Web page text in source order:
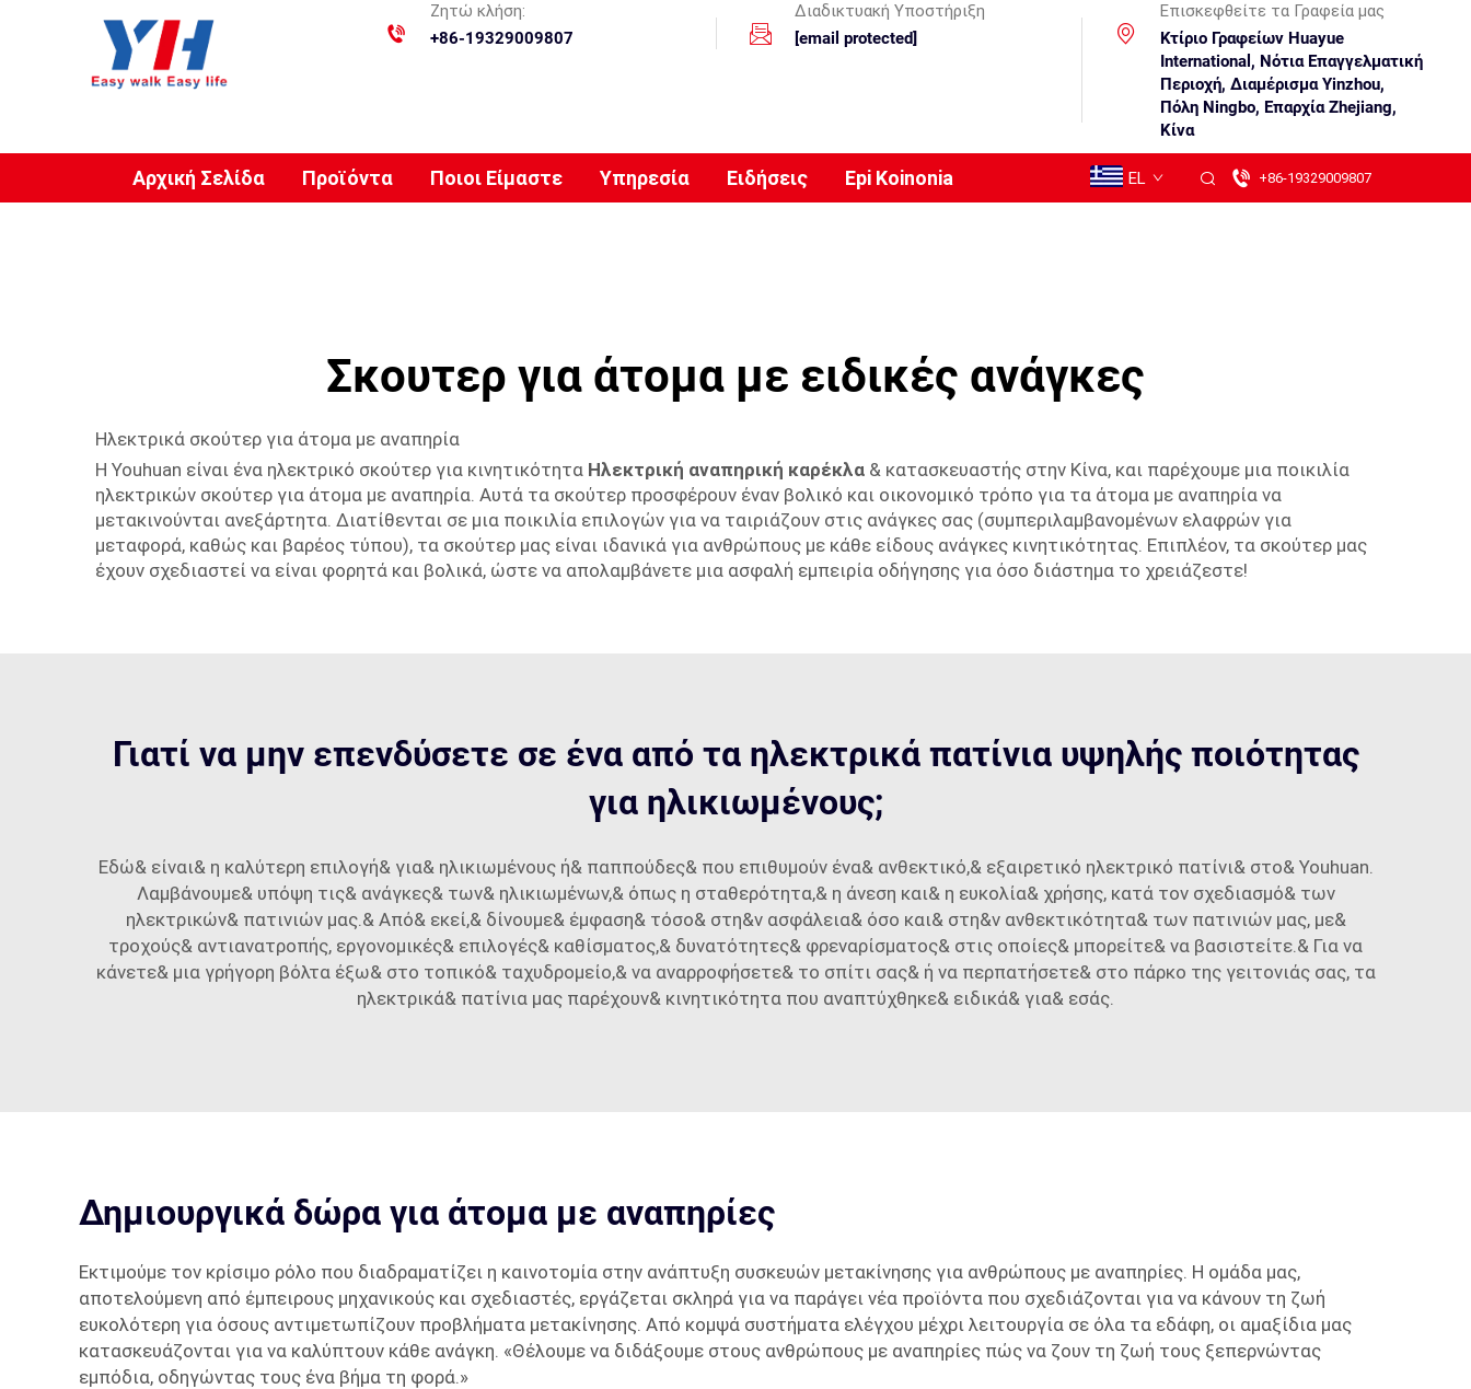
Ζητώ κλήση:
+86-19329009807
Διαδικτυακή Υποστήριξη
[email protected]
Επισκεφθείτε τα Γραφεία μας
Κτίριο Γραφείων Huayue
International, Νότια Επαγγελματική
Περιοχή, Διαμέρισμα Yinzhou,
Πόλη Ningbo, Επαρχία Zhejiang,
Κίνα
Αρχική Σελίδα Προϊόντα Ποιοι Είμαστε Υπηρεσία Ειδήσεις Epi Koinonia EL +86-19329009807
Σκουτερ για άτομα με ειδικές ανάγκες
Ηλεκτρικά σκούτερ για άτομα με αναπηρία
Η Youhuan είναι ένα ηλεκτρικό σκούτερ για κινητικότητα Ηλεκτρική αναπηρική καρέκλα & κατασκευαστής στην Κίνα, και παρέχουμε μια ποικιλία
ηλεκτρικών σκούτερ για άτομα με αναπηρία. Αυτά τα σκούτερ προσφέρουν έναν βολικό και οικονομικό τρόπο για τα άτομα με αναπηρία να
μετακινούνται ανεξάρτητα. Διατίθενται σε μια ποικιλία επιλογών για να ταιριάζουν στις ανάγκες σας (συμπεριλαμβανομένων ελαφρών για
μεταφορά, καθώς και βαρέος τύπου), τα σκούτερ μας είναι ιδανικά για ανθρώπους με κάθε είδους ανάγκες κινητικότητας. Επιπλέον, τα σκούτερ μας
έχουν σχεδιαστεί να είναι φορητά και βολικά, ώστε να απολαμβάνετε μια ασφαλή εμπειρία οδήγησης για όσο διάστημα το χρειάζεστε!
Γιατί να μην επενδύσετε σε ένα από τα ηλεκτρικά πατίνια υψηλής ποιότητας
για ηλικιωμένους;
Εδώ& είναι& η καλύτερη επιλογή& για& ηλικιωμένους ή& παππούδες& που επιθυμούν ένα& ανθεκτικό,& εξαιρετικό ηλεκτρικό πατίνι& στο& Youhuan.
Λαμβάνουμε& υπόψη τις& ανάγκες& των& ηλικιωμένων,& όπως η σταθερότητα,& η άνεση και& η ευκολία& χρήσης, κατά τον σχεδιασμό& των
ηλεκτρικών& πατινιών μας.& Από& εκεί,& δίνουμε& έμφαση& τόσο& στη&ν ασφάλεια& όσο και& στη&ν ανθεκτικότητα& των πατινιών μας, με&
τροχούς& αντιανατροπής, εργονομικές& επιλογές& καθίσματος,& δυνατότητες& φρεναρίσματος& στις οποίες& μπορείτε& να βασιστείτε.& Για να
κάνετε& μια γρήγορη βόλτα έξω& στο τοπικό& ταχυδρομείο,& να αναρροφήσετε& το σπίτι σας& ή να περπατήσετε& στο πάρκο της γειτονιάς σας, τα
ηλεκτρικά& πατίνια μας παρέχουν& κινητικότητα που αναπτύχθηκε& ειδικά& για& εσάς.
Δημιουργικά δώρα για άτομα με αναπηρίες
Εκτιμούμε τον κρίσιμο ρόλο που διαδραματίζει η καινοτομία στην ανάπτυξη συσκευών μετακίνησης για ανθρώπους με αναπηρίες. Η ομάδα μας,
αποτελούμενη από έμπειρους μηχανικούς και σχεδιαστές, εργάζεται σκληρά για να παράγει νέα προϊόντα που σχεδιάζονται για να κάνουν τη ζωή
ευκολότερη για όσους αντιμετωπίζουν προβλήματα μετακίνησης. Από κομψά συστήματα ελέγχου μέχρι λειτουργία σε όλα τα εδάφη, οι αμαξίδια μας
κατασκευάζονται για να καλύπτουν κάθε ανάγκη. «Θέλουμε να διδάξουμε στους ανθρώπους με αναπηρίες πώς να ζουν τη ζωή τους ξεπερνώντας
εμπόδια, οδηγώντας τους ένα βήμα τη φορά.»